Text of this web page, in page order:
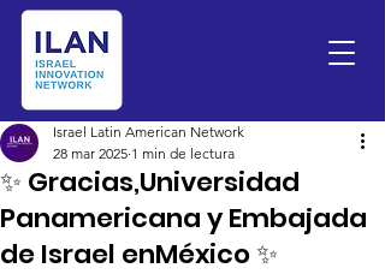
✨ Gracias,Universidad
Panamericana y Embajada
de Israel enMéxico ✨
Israel Latin American Network
28 mar 2025 1 min de lectura